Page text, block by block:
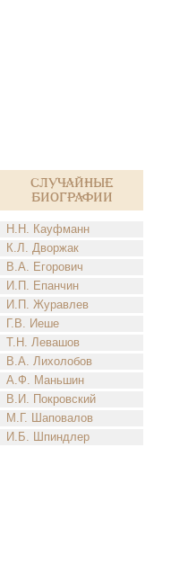
Случайные
биографии
Н.Н. Кауфманн
К.Л. Дворжак
В.А. Егорович
И.П. Епанчин
И.П. Журавлев
Г.В. Иеше
Т.Н. Левашов
В.А. Лихолобов
А.Ф. Маньшин
В.И. Покровский
М.Г. Шаповалов
И.Б. Шпиндлер